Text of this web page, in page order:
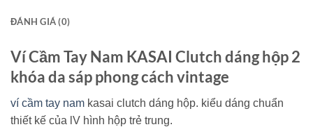
ĐÁNH GIÁ (0)
Ví Cầm Tay Nam KASAI Clutch dáng hộp 2
khóa da sáp phong cách vintage
ví cầm tay nam kasai clutch dáng hộp. kiểu dáng chuẩn
thiết kế của lV hình hộp trẻ trung.